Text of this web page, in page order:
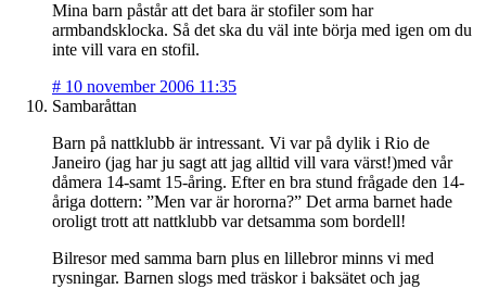
Mina barn påstår att det bara är stofiler som har
armbandsklocka. Så det ska du väl inte börja med igen om du
inte vill vara en stofil.
# 10 november 2006 11:35
Sambaråttan
Barn på nattklubb är intressant. Vi var på dylik i Rio de
Janeiro (jag har ju sagt att jag alltid vill vara värst!)med vår
dåmera 14-samt 15-åring. Efter en bra stund frågade den 14-
åriga dottern: ”Men var är hororna?” Det arma barnet hade
oroligt trott att nattklubb var detsamma som bordell!
Bilresor med samma barn plus en lillebror minns vi med
rysningar. Barnen slogs med träskor i baksätet och jag